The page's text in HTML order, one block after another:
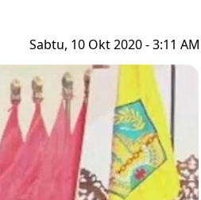
Sabtu, 10 Okt 2020 - 3:11 AM